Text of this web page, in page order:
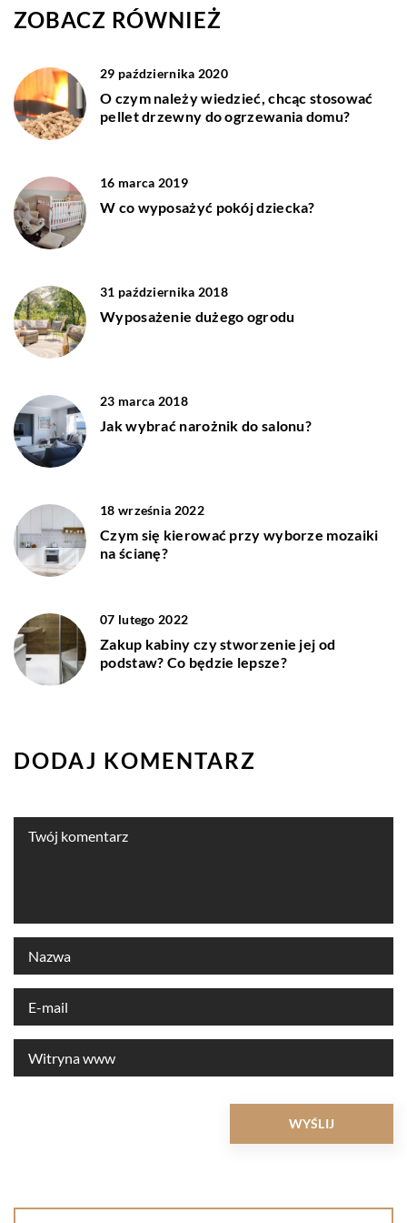
ZOBACZ RÓWNIEŻ
29 października 2020
O czym należy wiedzieć, chcąc stosować
pellet drzewny do ogrzewania domu?
16 marca 2019
W co wyposażyć pokój dziecka?
31 października 2018
Wyposażenie dużego ogrodu
23 marca 2018
Jak wybrać narożnik do salonu?
18 września 2022
Czym się kierować przy wyborze mozaiki
na ścianę?
07 lutego 2022
Zakup kabiny czy stworzenie jej od
podstaw? Co będzie lepsze?
DODAJ KOMENTARZ